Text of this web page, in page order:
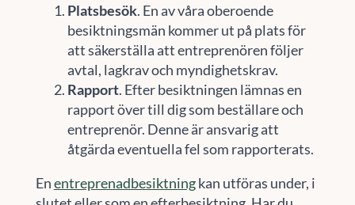
Platsbesök. En av våra oberoende
besiktningsmän kommer ut på plats för
att säkerställa att entreprenören följer
avtal, lagkrav och myndighetskrav.
Rapport. Efter besiktningen lämnas en
rapport över till dig som beställare och
entreprenör. Denne är ansvarig att
åtgärda eventuella fel som rapporterats.
Enentreprenadbesiktningkan utföras under, i